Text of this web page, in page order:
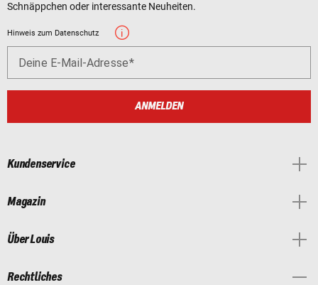
Schnäppchen oder interessante Neuheiten.
Hinweis zum Datenschutz
Deine E-Mail-Adresse
ANMELDEN
Kundenservice
Magazin
Über Louis
Rechtliches